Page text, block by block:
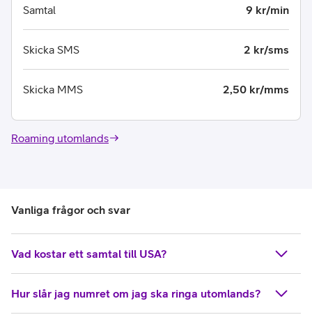
Samtal 9 kr/min
Skicka SMS 2 kr/sms
Skicka MMS 2,50 kr/mms
Roaming utomlands
Vanliga frågor och svar
Vad kostar ett samtal till USA?
Hur slår jag numret om jag ska ringa utomlands?